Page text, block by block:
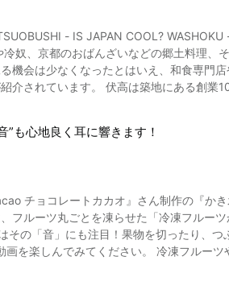
をはじめ、赤大豆納豆、青大豆納豆も製
の納豆ファンに愛されています。 赤大豆納豆
力釜で赤大豆を炊きま
がったあと、すぐに納豆菌が吹きかけられ
豆が完成します。 実は納豆が好きではな
ので、性別や年齢を問わず摂りたい食品。
かれる食品でもあります。 においが苦手
が
みてください。
機会は少なくなったとはいえ、和食専門
介されています。 伏高は築地にある創業
にも使えます。 離乳食は基本的に薄味を
作り方も簡単。 わが子のご飯に活用して
れば数年は持つとされています。 日本の鰹節
は田子節が有名です。 続いて、薩摩半島
記にも「堅魚」との記載があるほど。 現
も心地良く耳に響きます！
チョコレートカカオ』さん制作の『か
の「音」にも注目！果物を切ったり、つ
ださい。 冷凍フルーツやショコラ